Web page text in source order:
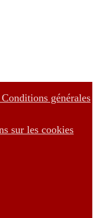
Conditions générales
sur les cookies